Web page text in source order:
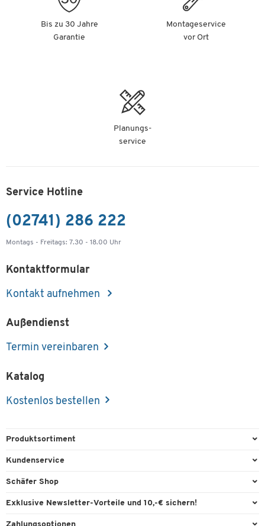
Bis zu 30 Jahre
Garantie
Montageservice
vor Ort
Planungs-
service
Service Hotline
(02741) 286 222
Montags - Freitags: 7.30 - 18.00 Uhr
Kontaktformular
Kontakt aufnehmen
Außendienst
Termin vereinbaren
Katalog
Kostenlos bestellen
Produktsortiment
Büroausstattung
Kundenservice
Direktbestellung
Schäfer Shop
Services & Leistungen
Exklusive Newsletter-Vorteile und 10,-€ sichern!
Willkommensgutschein